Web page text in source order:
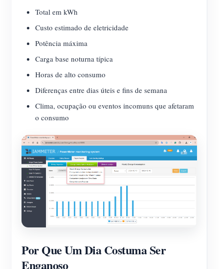
Total em kWh
Custo estimado de eletricidade
Potência máxima
Carga base noturna típica
Horas de alto consumo
Diferenças entre dias úteis e fins de semana
Clima, ocupação ou eventos incomuns que afetaram
o consumo
Por Que Um Dia Costuma Ser
Enganoso